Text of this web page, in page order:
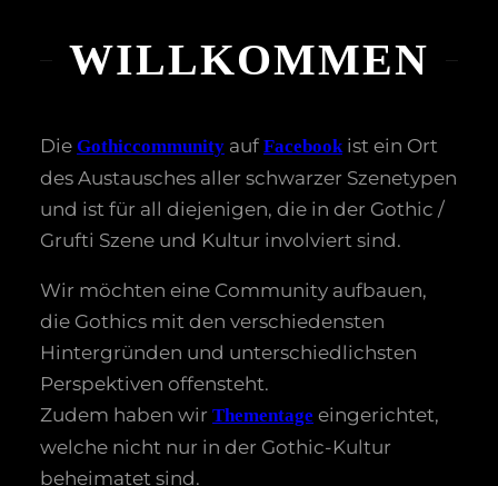
WILLKOMMEN
Die Gothiccommunity auf Facebook ist ein Ort
des Austausches aller schwarzer Szenetypen
und ist für all diejenigen, die in der Gothic /
Grufti Szene und Kultur involviert sind.
Wir möchten eine Community aufbauen,
die Gothics mit den verschiedensten
Hintergründen und unterschiedlichsten
Perspektiven offensteht.
Zudem haben wir Thementage eingerichtet,
welche nicht nur in der Gothic-Kultur
beheimatet sind.